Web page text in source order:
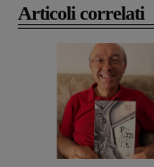
Articoli correlati